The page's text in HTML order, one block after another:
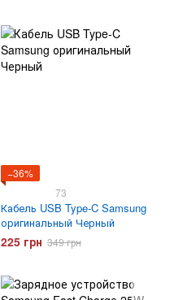
−36%
73
Кабель USB Type-C Samsung
оригинальный Черный
225 грн 349 грн